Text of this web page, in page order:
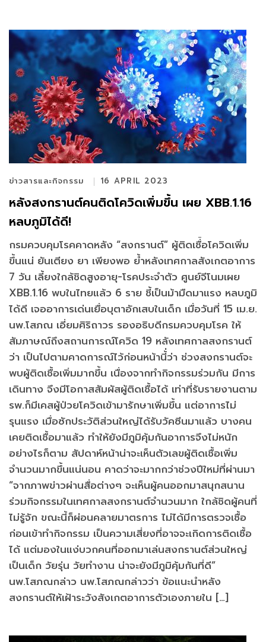
ข่าวสารและกิจกรรม 16 APRIL 2023
หลังสงกรานต์คนติดโควิดเพิ่มขึ้น เผย XBB.1.16
หลบภูมิได้ดี!
กรมควบคุมโรคคาดหลัง “สงกรานต์” ผู้ติดเชื่้อโควิดเพิ่ม
ขึ้นแน่ ยันเตียง ยา เพียงพอ ย้ำหลังเทศกาลสังเกตอาการ
7 วัน เลี้ยงใกล้ชิดสูงอายุ-โรคประจำตัว ศูนย์จีโนมเผย
XBB.1.16 พบในไทยแล้ว 6 ราย ชี้เป็นม้ามืดมาแรง หลบภูมิ
ได้ดี เจออาการเด่นเยื่อบุตาอักเสบในเด็ก เมื่อวันที่ 15 เม.ย.
นพ.โสภณ เอี่ยมศิริถาวร รองอธิบดีกรมควบคุมโรค ให้
สัมภาษณ์ถึงสถานการณ์โควิด 19 หลังเทศกาลสงกรานต์
ว่า เป็นไปตามคาดการณ์ไว้ก่อนหน้านี้่ว่า ช่วงสงกรานต์จะ
พบผู้ติดเชื้อเพิ่มมากขึ้น เนื่องจากทำกิจกรรมร่วมกัน มีการ
เดินทาง จึงมีโอกาสสัมผัสผู้ติดเชื้อได้ เท่าที่รับรายงานตาม
รพ.ก็มีเคสผู้ป่วยโควิดเข้ามารักษาเพิ่มขึ้น แต่อาการไม่
รุนแรง เมื่อซักประวัติส่วนใหญ่ได้รับวัคซีนมาแล้ว บางคน
เคยติดเชื้อมาแล้ว ทำให้ยังมีภูมิคุ้มกันอาการจึงไม่หนัก
อย่างไรก็ตาม สัปดาห์หน้าน่าจะเห็นตัวเลขผู้ติดเชื้อเพิ่ม
จำนวนมากขึ้นแน่นอน คาดว่าจะมากกว่าช่วงปีใหม่ที่ผ่านมา
“จากภาพข่าวผ่านสื่อต่างๆ จะเห็นผู้คนออกมาสนุกสนาน
ร่วมกิจกรรมในเทศกาลสงกรานต์จำนวนมาก ใกล้ชิดผู้คนที่
ไม่รู้จัก ขณะนี้ก็ผ่อนคลายมาตรการ ไม่ได้มีการตรวจเชื้อ
ก่อนเข้าทำกิจกรรม เป็นความเสี่ยงที่อาจจะเกิดการติดเชื้อ
ได้ แต่มองในแง่บวกคนที่ออกมาเล่นสงกรานต์ส่วนใหญ่
เป็นเด็ก วัยรุ่น วัยทำงาน น่าจะยังมีภูมิคุ้มกันที่ดี”
นพ.โสภณกล่าว นพ.โสภณกล่าวว่า ข้อแนะนำหลัง
สงกรานต์ให้เฝ้าระวังสังเกตอาการตัวเองภายใน […]